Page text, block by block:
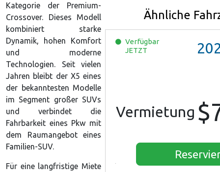
Ähnliche
Verfügbar
JETZT
Vermietung
Kategorie der Premium-
Crossover. Dieses Modell
kombiniert starke
Dynamik, hohen Komfort
und moderne
Technologien. Seit vielen
Jahren bleibt der X5 eines
der bekanntesten Modelle
im Segment großer SUVs
und verbindet die
Fahrbarkeit eines Pkw mit
dem Raumangebot eines
Familien-SUV.
Für eine langfristige Miete